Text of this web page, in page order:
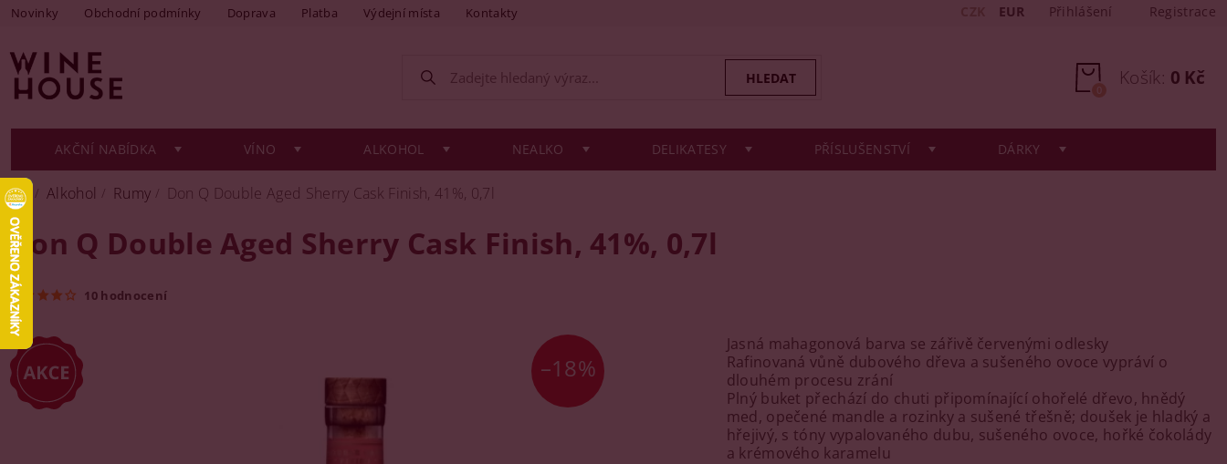
Novinky Obchodní podmínky Doprava Platba Výdejní místa Kontakty EUR Přihlášení Registrace
Košík: 0 Kč
0
AKČNÍ NABÍDKA VÍNO ALKOHOL NEALKO DELIKATESY PŘÍSLUŠENSTVÍ DÁRKY
Alkohol Rumy Don Q Double Aged Sherry Cask Finish, 41%, 0,7l
Don Q Double Aged Sherry Cask Finish, 41%, 0,7l
10 hodnocení
–18%
Jasná mahagonová barva se zářivě červenými odlesky
Rafinovaná vůně dubového dřeva a sušeného ovoce vypráví o
dlouhém procesu zrání
Plný buket přechází do chuti připomínající ohořelé dřevo, hnědý
med, opečené mandle a rozinky a sušené třešně; doušek je hladký a
hřejivý, s tóny vypalovaného dubu, sušeného ovoce, hořké čokolády
a krémového karamelu